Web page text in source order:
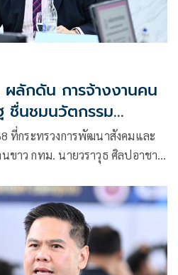
ผลักดัน การจ้างงานคน
ชื่นชมนวัตกรรม
กเข้าถึงข้อมูลข่าวสาร-
ชุมครั้งแรก ของ
าว กทม. นายวราวุธ ศิลปอาชา
หลังเป็นประธานการประชุมคณะ
ณภาพชีวิตคนพิการแห่งชาติ
มมีการเร่งรัดเกี่ยวกับเรื่องการ
ร